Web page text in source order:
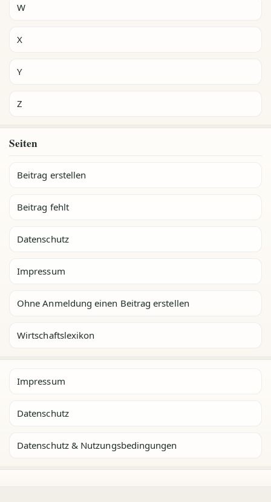
W
X
Y
Z
Seiten
Beitrag erstellen
Beitrag fehlt
Datenschutz
Impressum
Ohne Anmeldung einen Beitrag erstellen
Wirtschaftslexikon
Impressum
Datenschutz
Datenschutz & Nutzungsbedingungen